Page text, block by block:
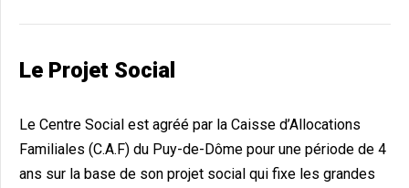
Le Projet Social
Le Centre Social est agréé par la Caisse d’Allocations
Familiales (C.A.F) du Puy-de-Dôme pour une période de 4
ans sur la base de son projet social qui fixe les grandes